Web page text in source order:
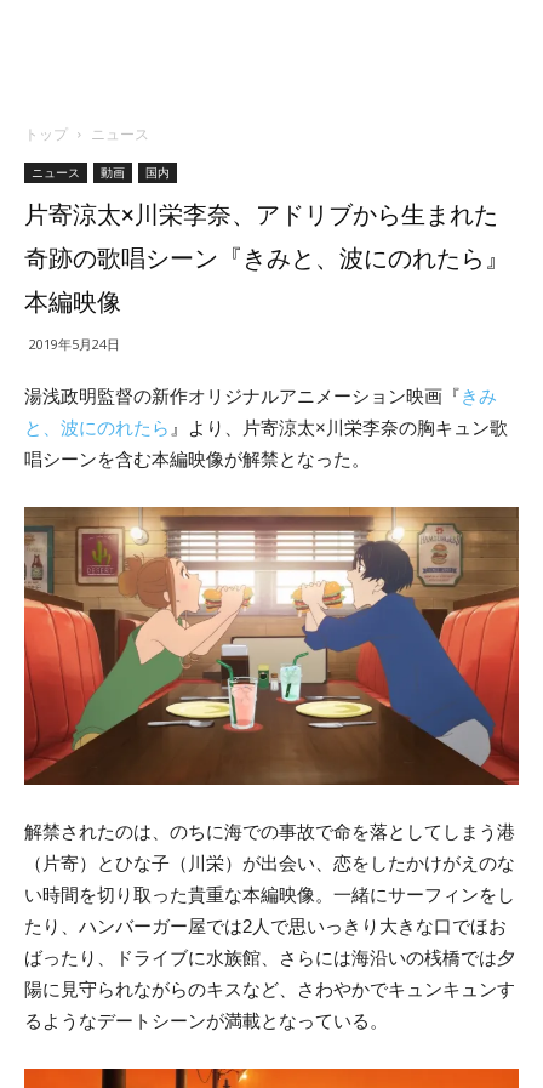
トップ ニュース
ニュース 動画 国内
片寄涼太×川栄李奈、アドリブから生まれた
奇跡の歌唱シーン『きみと、波にのれたら』
本編映像
2019年5月24日
湯浅政明監督の新作オリジナルアニメーション映画『きみ
と、波にのれたら 』より、片寄涼太×川栄李奈の胸キュン歌
唱シーンを含む本編映像が解禁となった。
解禁されたのは、のちに海での事故で命を落としてしまう港
（片寄）とひな子（川栄）が出会い、恋をしたかけがえのな
い時間を切り取った貴重な本編映像。一緒にサーフィンをし
たり、ハンバーガー屋では2人で思いっきり大きな口でほお
ばったり、ドライブに水族館、さらには海沿いの桟橋では夕
陽に見守られながらのキスなど、さわやかでキュンキュンす
るようなデートシーンが満載となっている。